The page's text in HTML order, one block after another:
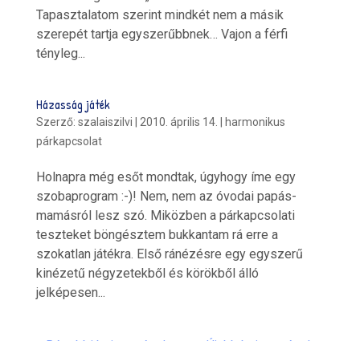
Tapasztalatom szerint mindkét nem a másik
szerepét tartja egyszerűbbnek… Vajon a férfi
tényleg...
Házasság játék
Szerző: szalaiszilvi 2010. április 14.
harmonikus
párkapcsolat
Holnapra még esőt mondtak, úgyhogy íme egy
szobaprogram :-)! Nem, nem az óvodai papás-
mamásról lesz szó. Miközben a párkapcsolati
teszteket böngésztem bukkantam rá erre a
szokatlan játékra. Első ránézésre egy egyszerű
kinézetű négyzetekből és körökből álló
jelképesen...